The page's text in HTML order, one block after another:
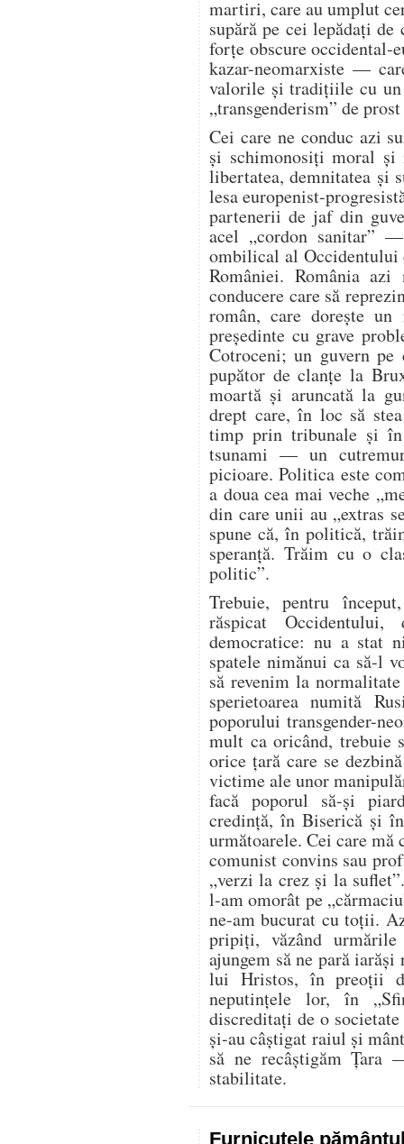
martiri, care au umplut
supără pe cei lepădați
forțe obscure
kazar-neomarxiste —
valorile și tradițiile cu un
„transgenderism” de
Cei care ne conduc azi
și schimonosiți moral și
libertatea, demnitatea și
lesa europenist-
partenerii de jaf din
acel „cordon sanitar”
ombilical al Occidentului
României. România
conducere care să
român, care dorește
președinte cu grave
Cotroceni; un guvern
pupător de clanțe la
moartă și aruncată la
drept care, în loc să
timp prin tribunale și
tsunami — un
picioare. Politica este
a doua cea mai veche
din care unii au „extras
spune că, în politică,
speranță. Trăim cu o
politic”.
Trebuie, pentru
răspicat
democratice: nu a stat
spatele nimănui ca să-l
să revenim la
sperietoarea numită
poporului transgender-
mult ca oricând, trebuie
orice țară care se
victime ale unor
facă poporul să-și
credință, în Biserică și
următoarele. Cei care mă
comunist convins sau
„verzi la crez și la
l-am omorât pe
ne-am bucurat cu toții.
pripiți, văzând
ajungem să ne pară
lui Hristos, în preoții
neputințele lor, în
discreditați de o
și-au câștigat raiul și
să ne recâștigăm
stabilitate.
Furnicuțele